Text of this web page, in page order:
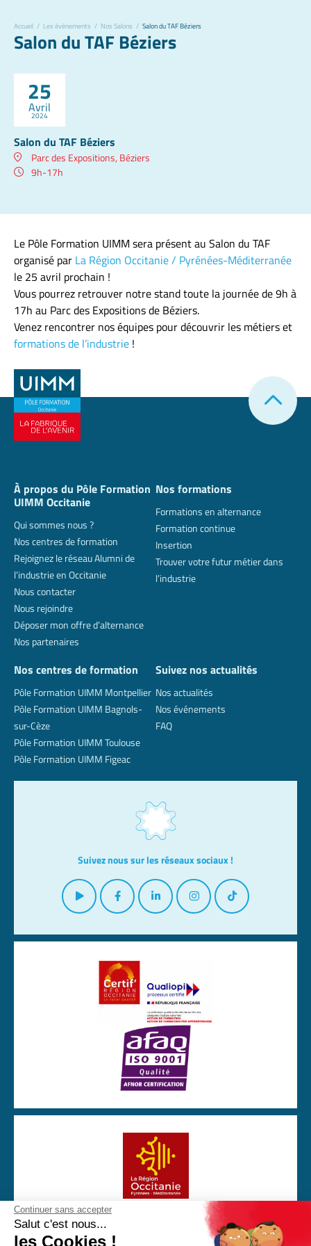
Continuer sans accepter
Salut c'est nous...
les Cookies !
Accueil / Les événements / Nos Salons / Salon du TAF Béziers
Salon du TAF Béziers
25
Avril
2024
Salon du TAF Béziers
Parc des Expositions, Béziers
9h-17h
Le Pôle Formation UIMM sera présent au Salon du TAF
organisé par La Région Occitanie / Pyrénées-Méditerranée
le 25 avril prochain !
Vous pourrez retrouver notre stand toute la journée de 9h à
17h au Parc des Expositions de Béziers.
Venez rencontrer nos équipes pour découvrir les métiers et
formations de l’industrie !
À propos du Pôle Formation
UIMM Occitanie
Qui sommes nous ?
Nos centres de formation
Rejoignez le réseau Alumni de
l’industrie en Occitanie
Nous contacter
Nous rejoindre
Déposer mon offre d’alternance
Nos partenaires
Nos formations
Formations en alternance
Formation continue
Insertion
Trouver votre futur métier dans
l’industrie
Nos centres de formation
Pôle Formation UIMM Montpellier
Pôle Formation UIMM Bagnols-
sur-Cèze
Pôle Formation UIMM Toulouse
Pôle Formation UIMM Figeac
Suivez nos actualités
Nos actualités
Nos événements
FAQ
Avec la participation financière de la Région Occitanie
Suivez nous sur les réseaux sociaux !